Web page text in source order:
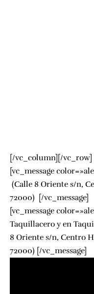
[/vc_column][/vc_row]
[vc_message
(Calle 8 Oriente s/n,
72000) [/vc_message]
[vc_message
Taquillacero y en
8 Oriente s/n, Centro
72000) [/vc_message]